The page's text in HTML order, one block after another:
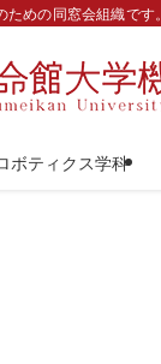
めの同窓会組織です。
ボティクス学科